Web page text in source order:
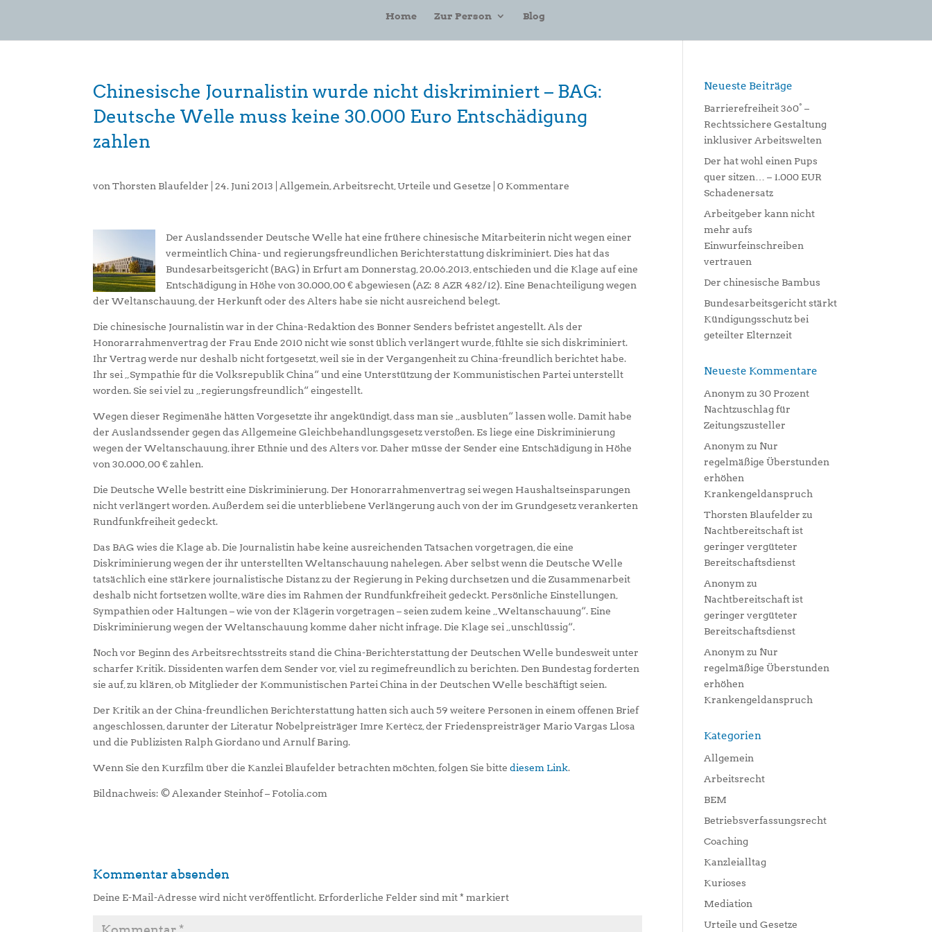
Home Zur Person Blog
Chinesische Journalistin wurde nicht diskriminiert – BAG:
Deutsche Welle muss keine 30.000 Euro Entschädigung
zahlen
vonThorsten Blaufelder |24. Juni 2013 Allgemein Arbeitsrecht ,Urteile und Gesetze |0 Kommentare
Der Auslandssender Deutsche Welle hat eine frühere chinesische Mitarbeiterin nicht wegen einer
vermeintlich China- und regierungsfreundlichen Berichterstattung diskriminiert. Dies hat das
Bundesarbeitsgericht (BAG) in Erfurt am Donnerstag, 20.06.2013, entschieden und die Klage auf eine
Entschädigung in Höhe von 30.000,00 € abgewiesen (AZ: 8 AZR 482/12). Eine Benachteiligung wegen
der Weltanschauung, der Herkunft oder des Alters habe sie nicht ausreichend belegt.
Die chinesische Journalistin war in der China-Redaktion des Bonner Senders befristet angestellt. Als der
Honorarrahmenvertrag der Frau Ende 2010 nicht wie sonst üblich verlängert wurde, fühlte sie sich diskriminiert.
Ihr Vertrag werde nur deshalb nicht fortgesetzt, weil sie in der Vergangenheit zu China-freundlich berichtet habe.
Ihr sei „Sympathie für die Volksrepublik China“ und eine Unterstützung der Kommunistischen Partei unterstellt
worden. Sie sei viel zu „regierungsfreundlich“ eingestellt.
Wegen dieser Regimenähe hätten Vorgesetzte ihr angekündigt, dass man sie „ausbluten“ lassen wolle. Damit habe
der Auslandssender gegen das Allgemeine Gleichbehandlungsgesetz verstoßen. Es liege eine Diskriminierung
wegen der Weltanschauung, ihrer Ethnie und des Alters vor. Daher müsse der Sender eine Entschädigung in Höhe
von 30.000,00 € zahlen.
Die Deutsche Welle bestritt eine Diskriminierung. Der Honorarrahmenvertrag sei wegen Haushaltseinsparungen
nicht verlängert worden. Außerdem sei die unterbliebene Verlängerung auch von der im Grundgesetz verankerten
Rundfunkfreiheit gedeckt.
Das BAG wies die Klage ab. Die Journalistin habe keine ausreichenden Tatsachen vorgetragen, die eine
Diskriminierung wegen der ihr unterstellten Weltanschauung nahelegen. Aber selbst wenn die Deutsche Welle
tatsächlich eine stärkere journalistische Distanz zu der Regierung in Peking durchsetzen und die Zusammenarbeit
deshalb nicht fortsetzen wollte, wäre dies im Rahmen der Rundfunkfreiheit gedeckt. Persönliche Einstellungen,
Sympathien oder Haltungen – wie von der Klägerin vorgetragen – seien zudem keine „Weltanschauung“. Eine
Diskriminierung wegen der Weltanschauung komme daher nicht infrage. Die Klage sei „unschlüssig“.
Noch vor Beginn des Arbeitsrechtsstreits stand die China-Berichterstattung der Deutschen Welle bundesweit unter
scharfer Kritik. Dissidenten warfen dem Sender vor, viel zu regimefreundlich zu berichten. Den Bundestag forderten
sie auf, zu klären, ob Mitglieder der Kommunistischen Partei China in der Deutschen Welle beschäftigt seien.
Der Kritik an der China-freundlichen Berichterstattung hatten sich auch 59 weitere Personen in einem offenen Brief
angeschlossen, darunter der Literatur Nobelpreisträger Imre Kertécz, der Friedenspreisträger Mario Vargas Llosa
und die Publizisten Ralph Giordano und Arnulf Baring.
Wenn Sie den Kurzfilm über die Kanzlei Blaufelder betrachten möchten, folgen Sie bittediesem Link.
Bildnachweis: © Alexander Steinhof – Fotolia.com
Kommentar absenden
Deine E-Mail-Adresse wird nicht veröffentlicht. Erforderliche Felder sind mit* markiert
Neueste Beiträge
Barrierefreiheit 360° –
Rechtssichere Gestaltung
inklusiver Arbeitswelten
Der hat wohl einen Pups
quer sitzen… – 1.000 EUR
Schadenersatz
Arbeitgeber kann nicht
mehr aufs
Einwurfeinschreiben
vertrauen
Der chinesische Bambus
Bundesarbeitsgericht stärkt
Kündigungsschutz bei
geteilter Elternzeit
Neueste Kommentare
Anonym zu30 Prozent
Nachtzuschlag für
Zeitungszusteller
Anonym zu Nur
regelmäßige Überstunden
erhöhen
Krankengeldanspruch
Thorsten Blaufelder zu
Nachtbereitschaft ist
geringer vergüteter
Bereitschaftsdienst
Anonym zu
Nachtbereitschaft ist
geringer vergüteter
Bereitschaftsdienst
Anonym zu Nur
regelmäßige Überstunden
erhöhen
Krankengeldanspruch
Kategorien
Allgemein
Arbeitsrecht
BEM
Betriebsverfassungsrecht
Coaching
Kanzleialltag
Kurioses
Mediation
Urteile und Gesetze